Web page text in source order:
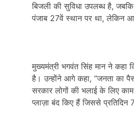
बिजली की सुविधा उपलब्ध है,
पंजाब 27वें स्थान पर था, लेकिन
मुख्यमंत्री भगवंत सिंह मान ने कहा
है। उन्होंने आगे कहा, “जनता का
सरकार लोगों की भलाई के लिए
प्लाज़ा बंद किए हैं जिससे प्रतिदिन